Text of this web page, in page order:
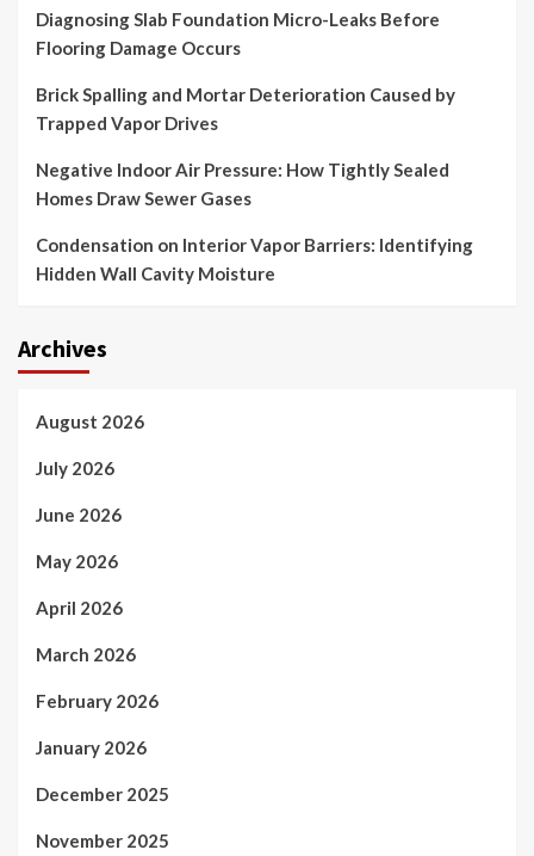
Diagnosing Slab Foundation Micro-Leaks Before
Flooring Damage Occurs
Brick Spalling and Mortar Deterioration Caused by
Trapped Vapor Drives
Negative Indoor Air Pressure: How Tightly Sealed
Homes Draw Sewer Gases
Condensation on Interior Vapor Barriers: Identifying
Hidden Wall Cavity Moisture
Archives
August 2026
July 2026
June 2026
May 2026
April 2026
March 2026
February 2026
January 2026
December 2025
November 2025